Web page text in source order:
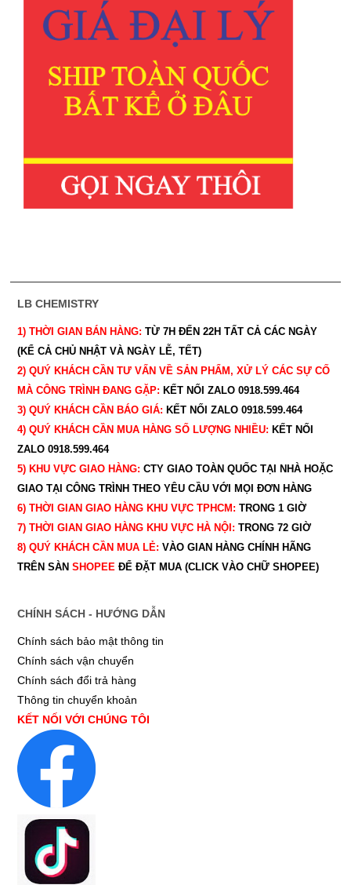
LB CHEMISTRY
1) THỜI GIAN BÁN HÀNG: TỪ 7H ĐẾN 22H TẤT CẢ CÁC NGÀY
(KỂ CẢ CHỦ NHẬT VÀ NGÀY LỄ, TẾT)
2) QUÝ KHÁCH CẦN TƯ VẤN VỀ SẢN PHẨM, XỬ LÝ CÁC SỰ CỐ
MÀ CÔNG TRÌNH ĐANG GẶP: KẾT NỐI ZALO 0918.599.464
3) QUÝ KHÁCH CẦN BÁO GIÁ: KẾT NỐI ZALO 0918.599.464
4) QUÝ KHÁCH CẦN MUA HÀNG SỐ LƯỢNG NHIỀU: KẾT NỐI
ZALO 0918.599.464
5) KHU VỰC GIAO HÀNG: CTY GIAO TOÀN QUỐC TẠI NHÀ HOẶC
GIAO TẠI CÔNG TRÌNH THEO YÊU CẦU VỚI MỌI ĐƠN HÀNG
6) THỜI GIAN GIAO HÀNG KHU VỰC TPHCM: TRONG 1 GIỜ
7) THỜI GIAN GIAO HÀNG KHU VỰC HÀ NỘI: TRONG 72 GIỜ
8) QUÝ KHÁCH CẦN MUA LẺ: VÀO GIAN HÀNG CHÍNH HÃNG
TRÊN SÀN SHOPEEĐỂ ĐẶT MUA (CLICK VÀO CHỮ SHOPEE)
CHÍNH SÁCH - HƯỚNG DẪN
Chính sách bảo mật thông tin
Chính sách vận chuyển
Chính sách đổi trả hàng
Thông tin chuyển khoản
KẾT NỐI VỚI CHÚNG TÔI